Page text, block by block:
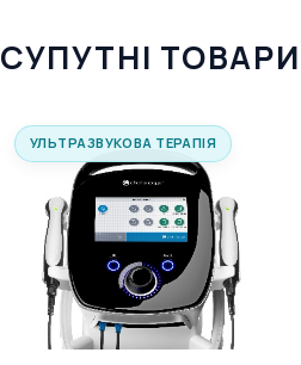
СУПУТНІ ТОВАРИ
УЛЬТРАЗВУКОВА ТЕРАПІЯ